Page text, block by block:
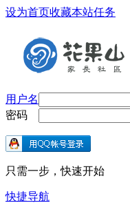
设为首页收藏本站任务
用户名
密码
只需一步，快速开始
快捷导航